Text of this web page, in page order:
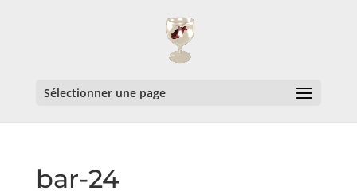
Sélectionner une page
bar-24